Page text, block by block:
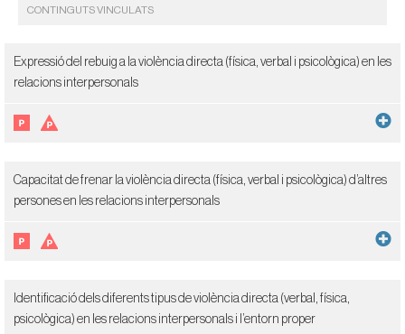
CONTINGUTS VINCULATS
Expressió del rebuig a la violència directa (física, verbal i psicològica) en les
relacions interpersonals
Capacitat de frenar la violència directa (física, verbal i psicològica) d’altres
persones en les relacions interpersonals
Identificació dels diferents tipus de violència directa (verbal, física,
psicològica) en les relacions interpersonals i l’entorn proper